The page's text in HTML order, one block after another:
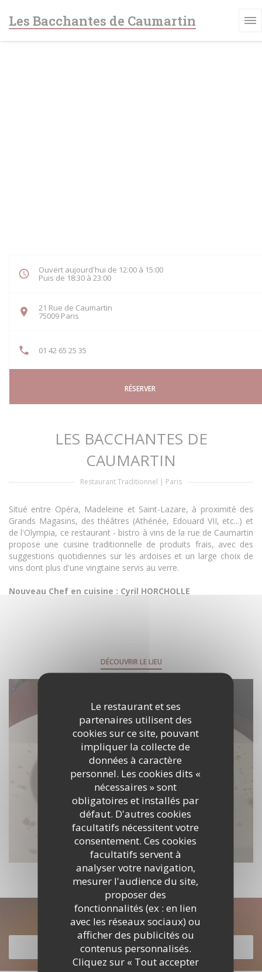
Le restaurant et ses
partenaires utilisent des
cookies sur ce site, pouvant
impliquer la collecte de
données à caractère
personnel. Les cookies dits «
nécessaires » sont
obligatoires et installés par
défaut. D'autres cookies
facultatifs nécessitent votre
consentement. Ces cookies
facultatifs servent à
analyser votre navigation,
mesurer l'audience du site,
proposer des
fonctionnalités (ex : en lien
avec les réseaux sociaux) ou
afficher des publicités ou
contenus personnalisés.
Cliquez sur « Tout accepter
Les Bacchantes de Caumartin
Ouvert aujourd'hui de 12:00 à 15:00
Puis de 18:30 à 23:00
21 Rue de Caumartin
75009 Paris
01 42 65 25 35
RÉSERVER
LES BACCHANTES DE
CAUMARTIN
Restaurant Traditionnel | Paris
Situé entre Opéra, Madeleine et Saint-Lazare, à proximité des
Grands Magasins, des théâtres (Athénée, Edouard VII, etc...) et
de l'Olympia, ce restaurant - bistro à vins de la rue de Caumartin
propose une cuisine traditionnelle de produits frais, avec des
suggestions quotidiennes sur les ardoises et un large choix de
vins dont plus d'une vingtaine servis au verre.
Nouveau Chef en cuisine : Cyril HORCHOLLE
DÉCOUVRIR LE LIEU
Découvrir notre carte
DÉCOUVRIR NOTRE CARTE